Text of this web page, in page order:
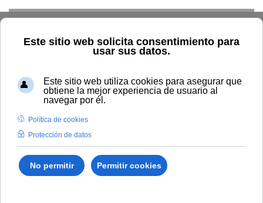
Inicio Tablón de anuncios de RRHH
Resolución por la que
se convoca proceso selectivo de escala técnica de
Resolución por la que se